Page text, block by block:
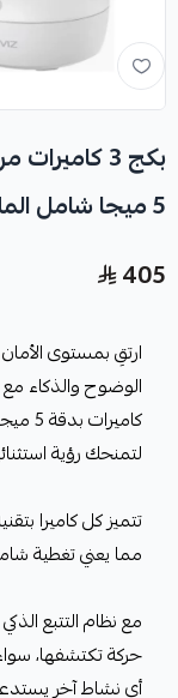
5 ميجا شامل الملحقات
405
ارتقِ بمستوى
لتمنحك رؤية
مما يعني تغطية
مع نظام التتبع
حركة تكتشفها،
أي نشاط آخر